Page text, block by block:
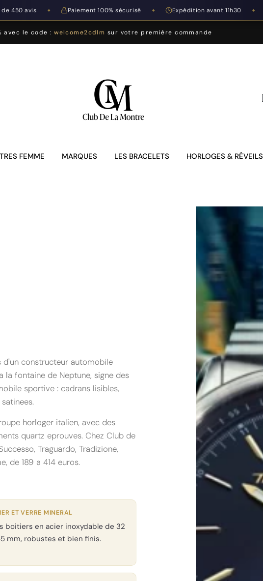
450 avis ◆ Paiement 100% sécurisé ◆ Expédition avant 11h30 ◆
avec le code :welcome2cdlm sur votre première commande
FEMME MARQUES LES BRACELETS HORLOGES & RÉVEILS
d'un constructeur automobile
la fontaine de Neptune, signe des
sportive : cadrans lisibles,
horloger italien, avec des
quartz eprouves. Chez Club de
Traguardo, Tradizione,
de 189 a 414 euros.
ET VERRE MINERAL
boitiers en acier inoxydable de 32
mm, robustes et bien finis.